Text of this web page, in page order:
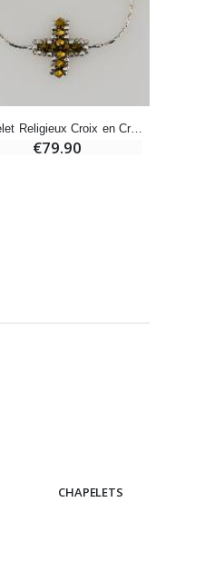
Bracelet Religieux Croix en Cristal Bronze & Argent 925/1000
€79.90
CHAPELETS